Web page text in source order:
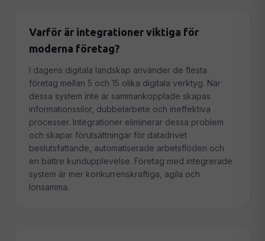
Varför är integrationer viktiga för
moderna företag?
I dagens digitala landskap använder de flesta
företag mellan 5 och 15 olika digitala verktyg. När
dessa system inte är sammankopplade skapas
informationssilor, dubbelarbete och ineffektiva
processer. Integrationer eliminerar dessa problem
och skapar förutsättningar för datadrivet
beslutsfattande, automatiserade arbetsflöden och
en bättre kundupplevelse. Företag med integrerade
system är mer konkurrenskraftiga, agila och
lönsamma.